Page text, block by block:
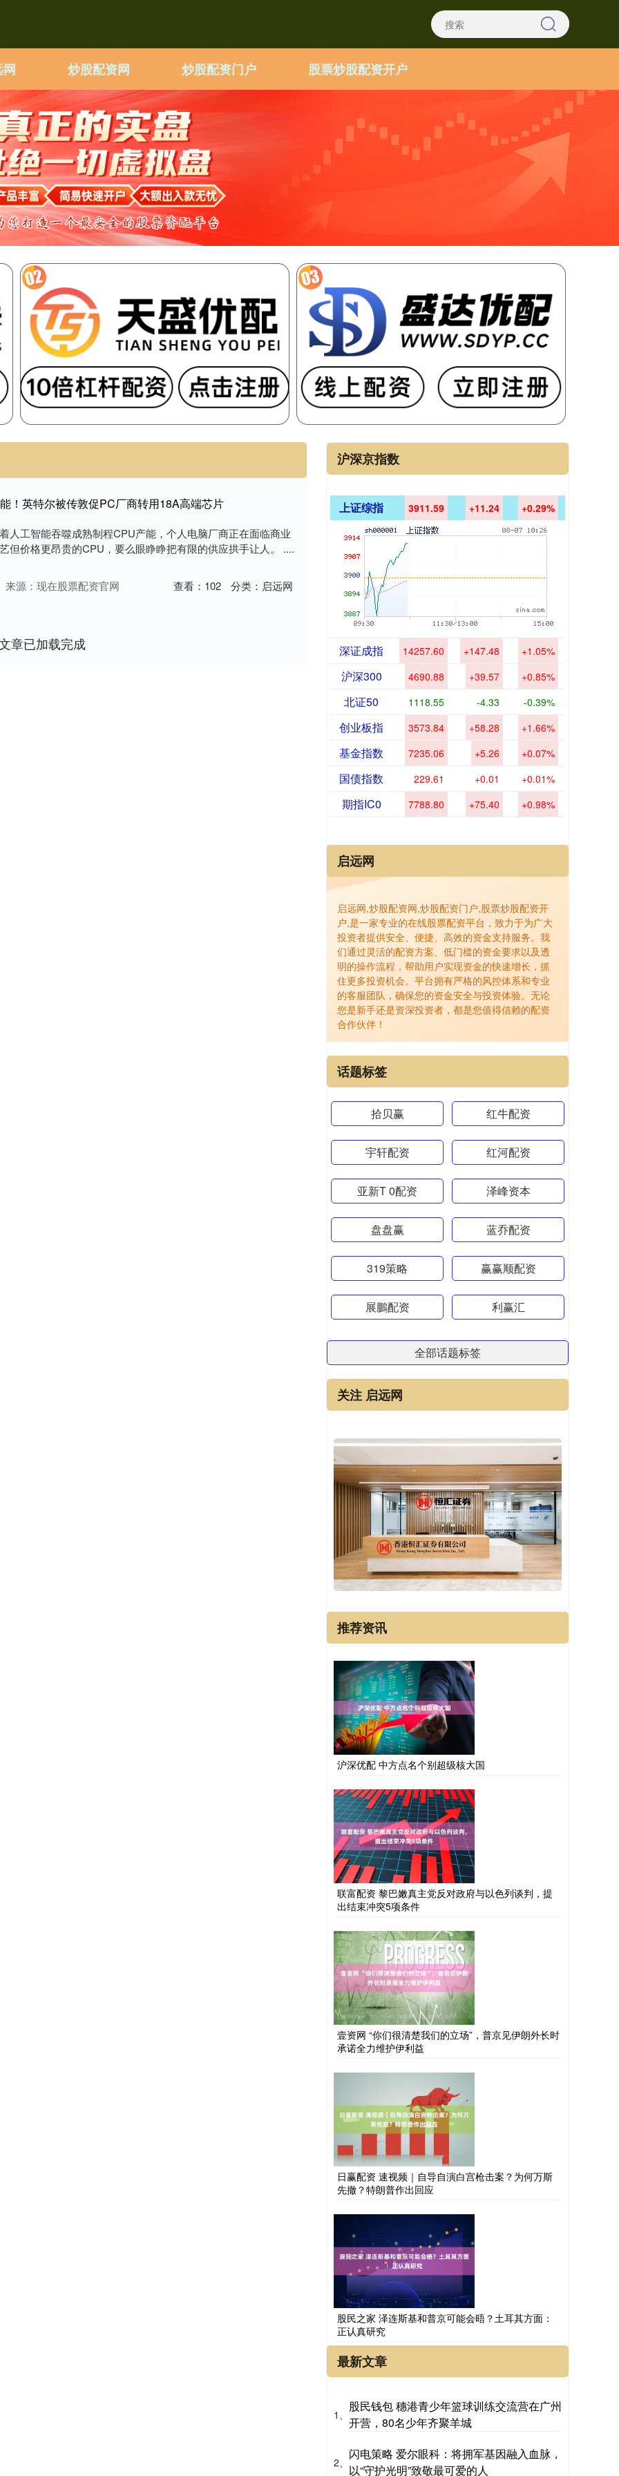
炒股配资网 炒股配资门户 股票炒股配资开户
！英特尔被传敦促PC厂商转用18A高端芯片
人工智能吞噬成熟制程CPU产能，个人电脑厂商正在面临商业
但价格更昂贵的CPU，要么眼睁睁把有限的供应拱手让人。 ....
来源：现在股票配资官网 查看： 102 分类： 启远网
章已加载完成
沪深京指数
上证综指 3911.59 +11.24 +0.29%
深证成指 14257.60 +147.48 +1.05%
沪深300 4690.88 +39.57 +0.85%
北证50 1118.55 -4.33 -0.39%
创业板指 3573.84 +58.28 +1.66%
基金指数 7235.06 +5.26 +0.07%
国债指数 229.61 +0.01 +0.01%
期指IC0 7788.80 +75.40 +0.98%
启远网
启远网,炒股配资网,炒股配资门户,股票炒股配资开
户,是一家专业的在线股票配资平台，致力于为广大
投资者提供安全、便捷、高效的资金支持服务。我
们通过灵活的配资方案、低门槛的资金要求以及透
明的操作流程，帮助用户实现资金的快速增长，抓
住更多投资机会。平台拥有严格的风控体系和专业
的客服团队，确保您的资金安全与投资体验。无论
您是新手还是资深投资者，都是您值得信赖的配资
合作伙伴！
话题标签
拾贝赢 红牛配资
宇轩配资 红河配资
亚新T 0配资 泽峰资本
盘盘赢 蓝乔配资
319策略 赢赢顺配资
展鵬配资 利赢汇
全部话题标签
关注 启远网
推荐资讯
沪深优配 中方点名个别超级核大国
联富配资 黎巴嫩真主党反对政府与以色列谈判，提
出结束冲突5项条件
壹资网 “你们很清楚我们的立场”，普京见伊朗外长时
承诺全力维护伊利益
日赢配资 速视频｜自导自演白宫枪击案？为何万斯
先撤？特朗普作出回应
股民之家 泽连斯基和普京可能会晤？土耳其方面：
正认真研究
最新文章
1、
股民钱包 穗港青少年篮球训练交流营在广州
开营，80名少年齐聚羊城
2、
闪电策略 爱尔眼科：将拥军基因融入血脉，
以“守护光明”致敬最可爱的人